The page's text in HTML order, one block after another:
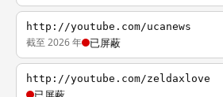
http://youtube.com/ucanews
截至 2026 年 已屏蔽
http://youtube.com/zeldaxlove